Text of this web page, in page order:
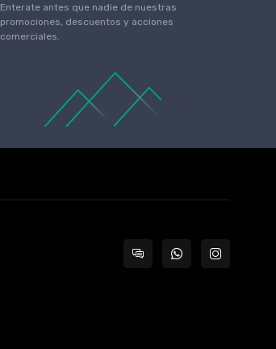
Enterate antes que nadie de nuestras
promociones, descuentos y acciones
comerciales.